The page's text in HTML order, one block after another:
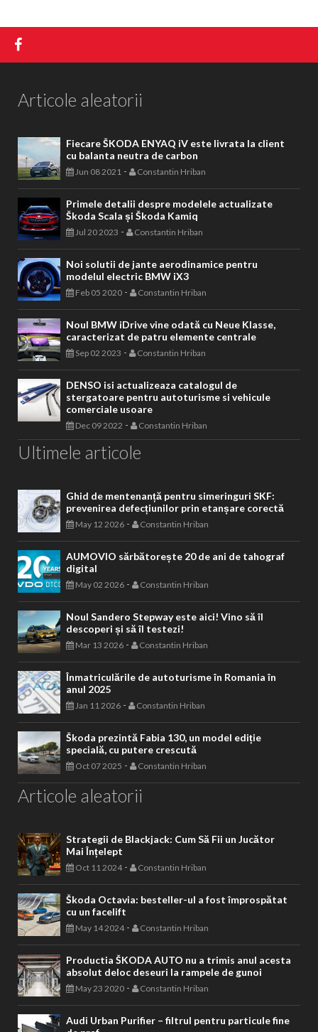
Articole aleatorii
Fiecare ŠKODA ENYAQ iV este livrata la client
cu balanta neutra de carbon
Jun 08 2021 - Constantin Hriban
Primele detalii despre modelele actualizate
Škoda Scala și Škoda Kamiq
Jul 20 2023 - Constantin Hriban
Noi solutii de jante aerodinamice pentru
modelul electric BMW iX3
Feb 05 2020 - Constantin Hriban
Noul BMW iDrive vine odată cu Neue Klasse,
caracterizat de patru elemente centrale
Sep 02 2023 - Constantin Hriban
DENSO isi actualizeaza catalogul de
stergatoare pentru autoturisme si vehicule
comerciale usoare
Dec 09 2022 - Constantin Hriban
Ultimele articole
Ghid de mentenanță pentru simeringuri SKF:
prevenirea defecțiunilor prin etanșare corectă
May 12 2026 - Constantin Hriban
AUMOVIO sărbătorește 20 de ani de tahograf
digital
May 02 2026 - Constantin Hriban
Noul Sandero Stepway este aici! Vino să îl
descoperi și să îl testezi!
Mar 13 2026 - Constantin Hriban
Înmatriculările de autoturisme în Romania în
anul 2025
Jan 11 2026 - Constantin Hriban
Škoda prezintă Fabia 130, un model ediție
specială, cu putere crescută
Oct 07 2025 - Constantin Hriban
Articole aleatorii
Strategii de Blackjack: Cum Să Fii un Jucător
Mai Înțelept
Oct 11 2024- Constantin Hriban
Škoda Octavia: besteller-ul a fost împrospătat
cu un facelift
May 14 2024- Constantin Hriban
Productia ŠKODA AUTO nu a trimis anul acesta
absolut deloc deseuri la rampele de gunoi
May 23 2020 - Constantin Hriban
Audi Urban Purifier – filtrul pentru particule fine